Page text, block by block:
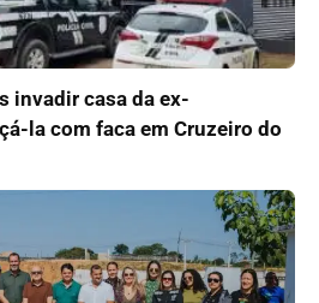
invadir casa da ex-
la com faca em Cruzeiro do